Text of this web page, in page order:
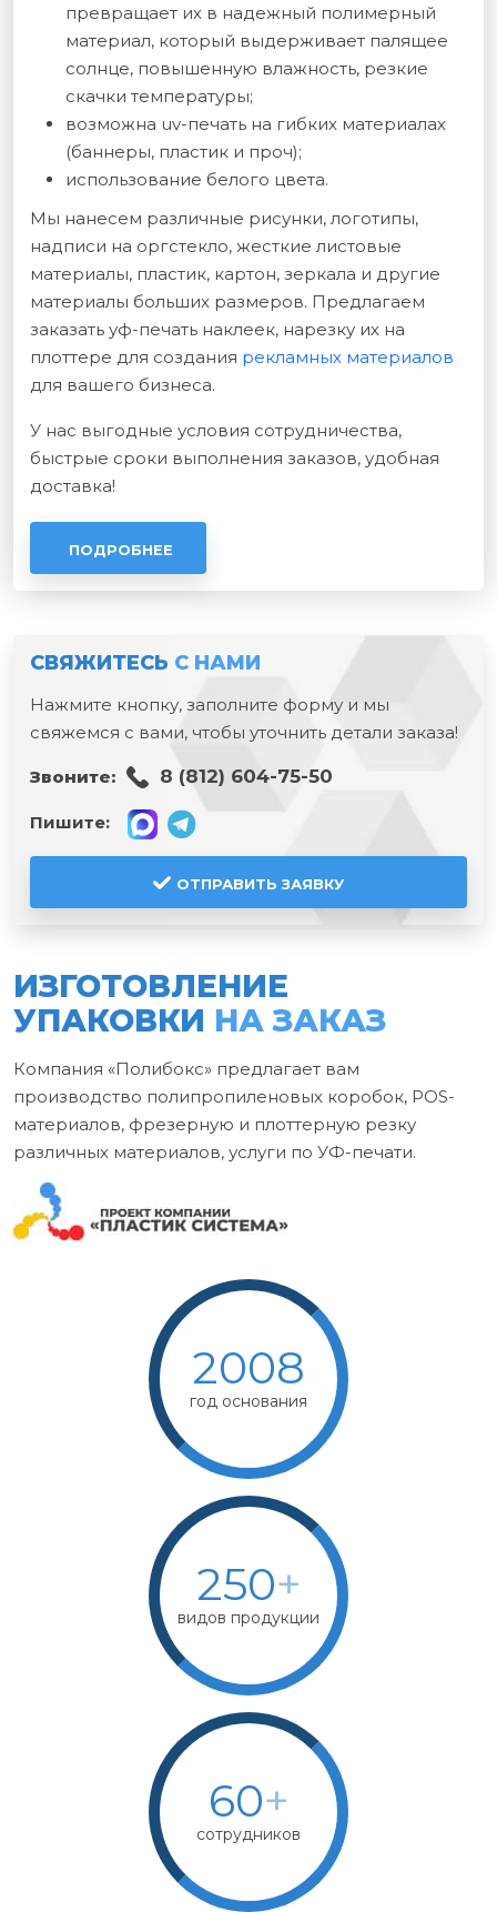
превращает их в надежный полимерный
материал, который выдерживает палящее
солнце, повышенную влажность, резкие
скачки температуры;
возможна uv-печать на гибких материалах
(баннеры, пластик и проч);
использование белого цвета.
Мы нанесем различные рисунки, логотипы,
надписи на оргстекло, жесткие листовые
материалы, пластик, картон, зеркала и другие
материалы больших размеров. Предлагаем
заказать уф-печать наклеек, нарезку их на
плоттере для создания рекламных материалов
для вашего бизнеса.
У нас выгодные условия сотрудничества,
быстрые сроки выполнения заказов, удобная
доставка!
ПОДРОБНЕЕ
СВЯЖИТЕСЬ С НАМИ
Нажмите кнопку, заполните форму и мы
свяжемся с вами, чтобы уточнить детали заказа!
Звоните: 8 (812) 604-75-50
Пишите:
ОТПРАВИТЬ ЗАЯВКУ
ИЗГОТОВЛЕНИЕ
УПАКОВКИ НА ЗАКАЗ
Компания «Полибокс» предлагает вам
производство полипропиленовых коробок, POS-
материалов, фрезерную и плоттерную резку
различных материалов, услуги по УФ-печати.
2008
год основания
250+
видов продукции
60+
сотрудников